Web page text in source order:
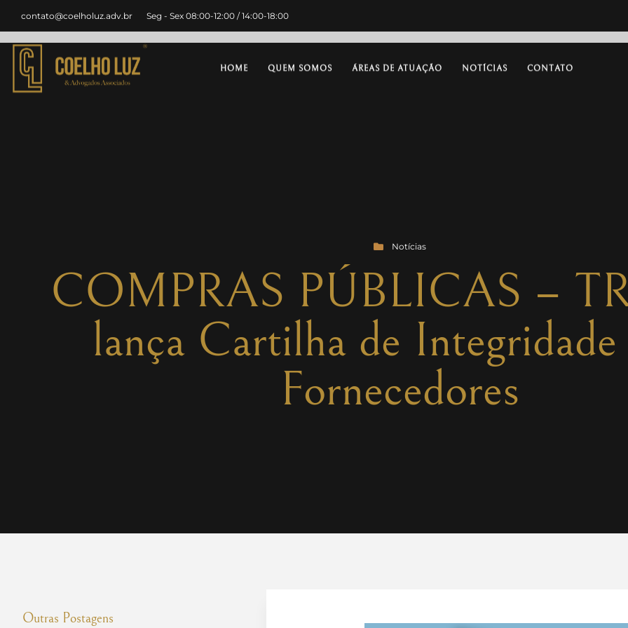
contato@coelholuz.adv.br Seg - Sex 08:00-12:00 / 14:00-18:00
HOME QUEM SOMOS ÁREAS DE ATUAÇÃO NOTÍCIAS CONTATO
Notícias
COMPRAS PÚBLICAS –
lança Cartilha de Integridade
Fornecedores
Outras Postagens